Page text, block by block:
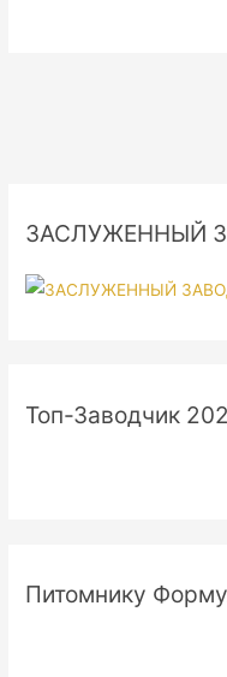
ЗАСЛУЖЕННЫЙ
Топ-Заводчик
Питомнику